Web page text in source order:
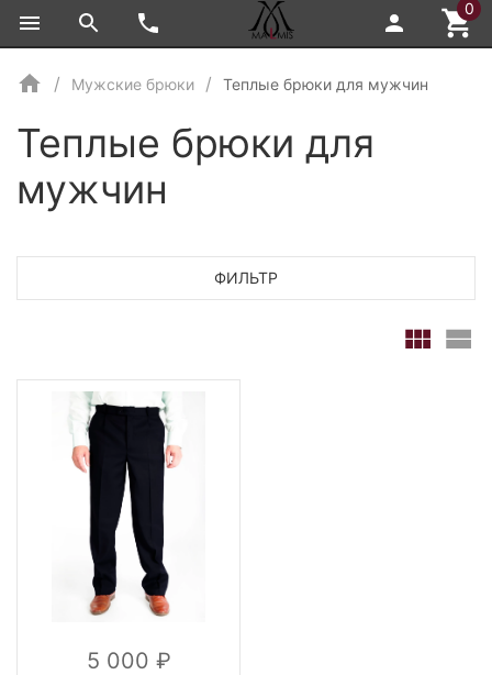
0
Мужские брюки Теплые брюки для мужчин
Теплые брюки для
мужчин
ФИЛЬТР
5 000